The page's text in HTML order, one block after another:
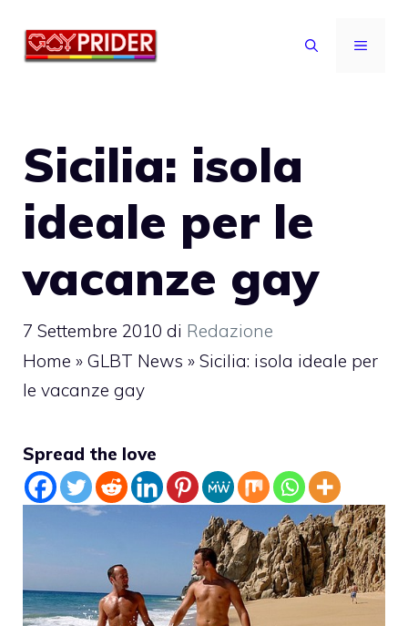
MENU
Sicilia: isola
ideale per le
vacanze gay
7 Settembre 2010 di Redazione
Home » GLBT News » Sicilia: isola ideale per
le vacanze gay
Spread the love